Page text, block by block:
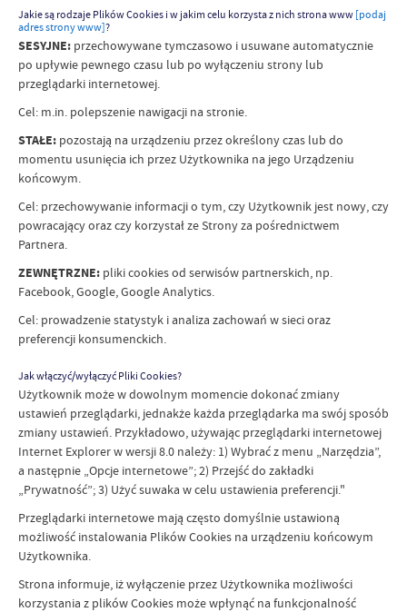
Jakie są rodzaje Plików Cookies i w jakim celu korzysta z nich strona www[podaj
adres strony www]?
SESYJNE: przechowywane tymczasowo i usuwane automatycznie
po upływie pewnego czasu lub po wyłączeniu strony lub
przeglądarki internetowej.
Cel: m.in. polepszenie nawigacji na stronie.
STAŁE: pozostają na urządzeniu przez określony czas lub do
momentu usunięcia ich przez Użytkownika na jego Urządzeniu
końcowym.
Cel: przechowywanie informacji o tym, czy Użytkownik jest nowy, czy
powracający oraz czy korzystał ze Strony za pośrednictwem
Partnera.
ZEWNĘTRZNE: pliki cookies od serwisów partnerskich, np.
Facebook, Google, Google Analytics.
Cel: prowadzenie statystyk i analiza zachowań w sieci oraz
preferencji konsumenckich.
Jak włączyć/wyłączyć Pliki Cookies?
Użytkownik może w dowolnym momencie dokonać zmiany
ustawień przeglądarki, jednakże każda przeglądarka ma swój sposób
zmiany ustawień. Przykładowo, używając przeglądarki internetowej
Internet Explorer w wersji 8.0 należy: 1) Wybrać z menu „Narzędzia”,
a następnie „Opcje internetowe”; 2) Przejść do zakładki
„Prywatność”; 3) Użyć suwaka w celu ustawienia preferencji."
Przeglądarki internetowe mają często domyślnie ustawioną
możliwość instalowania Plików Cookies na urządzeniu końcowym
Użytkownika.
Strona informuje, iż wyłączenie przez Użytkownika możliwości
korzystania z plików Cookies może wpłynąć na funkcjonalność